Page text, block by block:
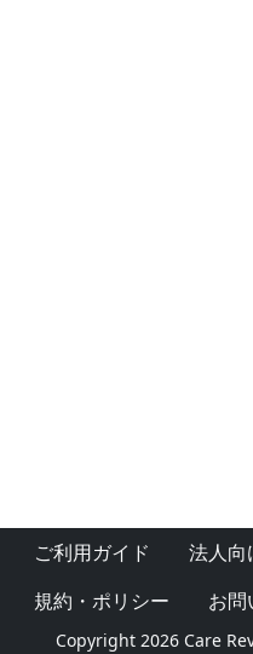
ご利用ガイド 法人向
規約・ポリシー
お問
Copyright 2026 Care